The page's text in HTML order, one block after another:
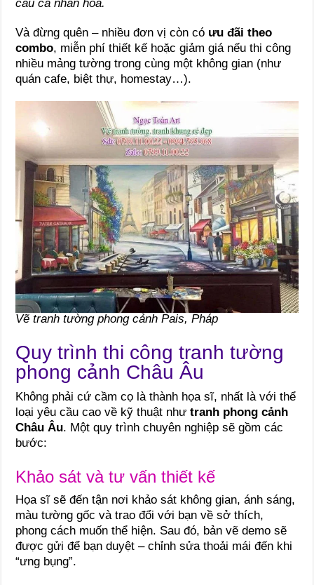
cầu cá nhân hóa.
Và đừng quên – nhiều đơn vị còn có ưu đãi theo
combo, miễn phí thiết kế hoặc giảm giá nếu thi công
nhiều mảng tường trong cùng một không gian (như
quán cafe, biệt thự, homestay…).
Vẽ tranh tường phong cảnh Pais, Pháp
Quy trình thi công tranh tường
phong cảnh Châu Âu
Không phải cứ cầm cọ là thành họa sĩ, nhất là với thể
loại yêu cầu cao về kỹ thuật nhưtranh phong cảnh
Châu Âu. Một quy trình chuyên nghiệp sẽ gồm các
bước:
Khảo sát và tư vấn thiết kế
Họa sĩ sẽ đến tận nơi khảo sát không gian, ánh sáng,
màu tường gốc và trao đổi với bạn về sở thích,
phong cách muốn thể hiện. Sau đó, bản vẽ demo sẽ
được gửi để bạn duyệt – chỉnh sửa thoải mái đến khi
“ưng bụng”.